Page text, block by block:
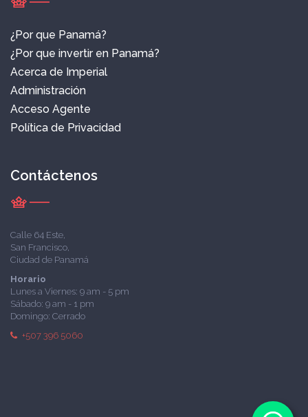
¿Por que Panamá?
¿Por que invertir en Panamá?
Acerca de Imperial
Administración
Acceso Agente
Política de Privacidad
Contáctenos
Calle 64 Este,
San Francisco,
Ciudad de Panamá
Horario
Lunes a Viernes: 9 am - 5 pm
Sábado: 9 am - 1 pm
Domingo: Cerrado
+507 396 5060